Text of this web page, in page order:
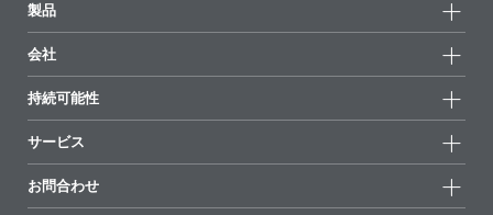
製品
全製品
ハイライト
会社
ニュース
拠点と販売代理店
展示会 & イベント
持続可能性
持続可能な製品
サクセスストーリー
サービス
配合の出発点
お問合わせ